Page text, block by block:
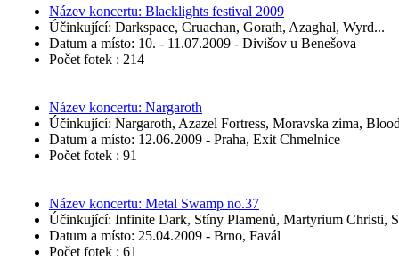
Název koncertu: Blacklights festival 2009
Účinkující: Darkspace, Cruachan, Gorath, Azaghal, Wyrd...
Datum a místo: 10. - 11.07.2009 - Divišov u Benešova
Počet fotek : 214
Název koncertu: Nargaroth
Účinkující: Nargaroth, Azazel Fortress, Moravska zima,
Datum a místo: 12.06.2009 - Praha, Exit Chmelnice
Počet fotek : 91
Název koncertu: Metal Swamp no.37
Účinkující: Infinite Dark, Stíny Plamenů, Martyrium Christi,
Datum a místo: 25.04.2009 - Brno, Favál
Počet fotek : 61